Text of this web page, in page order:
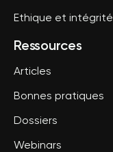
Ethique et intégrité
Ressources
Articles
Bonnes pratiques
Dossiers
Webinars